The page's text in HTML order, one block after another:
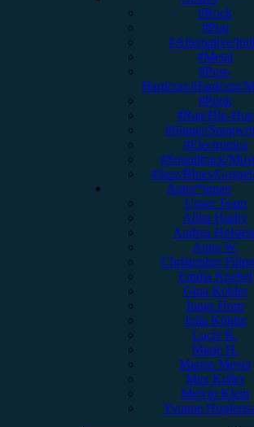
#Rock
#Pop
#Alternative/
#Metal
#Post-
Hardcore/Hardcore/
#Punk
#Rap/Hip-Hop
#Singer/
#Electronica
#Soundtrack/
#Jazz/Blues/
Autor*innen
Unser Team
Alina Hasky
Andrea
Anna W.
Christopher
Emilia Knebel
Gina Köhler
Jonas Horn
Julia Köhler
Lucie K.
Marie H.
Marius Meyer
Max Keller
Melvin Klein
Yvonne